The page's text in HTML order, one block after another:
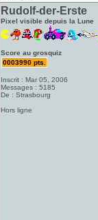
Rudolf-der-Erste
Pixel visible depuis la Lune
Score au grosquiz
0003990 pts.
Inscrit : Mar 05, 2006
Messages : 5185
De : Strasbourg
Hors ligne